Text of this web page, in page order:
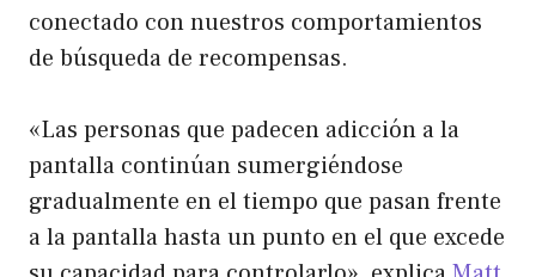
conectado con nuestros comportamientos
de búsqueda de recompensas.
«Las personas que padecen adicción a la
pantalla continúan sumergiéndose
gradualmente en el tiempo que pasan frente
a la pantalla hasta un punto en el que excede